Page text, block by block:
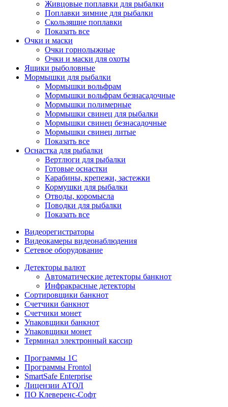
Живцовые поплавки для рыбалки
Поплавки зимние для рыбалки
Скользящие поплавки
Показать все
Очки и маски
Очки горнолыжные
Очки и маски для охоты
Ящики рыболовные
Мормышки для рыбалки
Мормышки вольфрам
Мормышки вольфрам безнасадочные
Мормышки полимерные
Мормышки свинец для рыбалки
Мормышки свинец безнасадочные
Мормышки свинец литые
Показать все
Оснастка для рыбалки
Вертлюги для рыбалки
Готовые оснастки
Карабины, крепежи, застежки
Кормушки для рыбалки
Отводы, коромысла
Поводки для рыбалки
Показать все
Видеорегистраторы
Видеокамеры видеонаблюдения
Сетевое оборудование
Детекторы валют
Автоматические детекторы банкнот
Инфракрасные детекторы
Сортировщики банкнот
Счетчики банкнот
Счетчики монет
Упаковщики банкнот
Упаковщики монет
Терминал электронный кассир
Программы 1C
Программы Frontol
SmartSafe Enterprise
Лицензии АТОЛ
ПО Клеверенс-Софт